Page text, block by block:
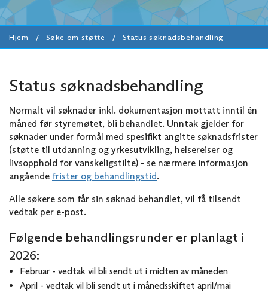
Hjem Søke om støtte Status søknadsbehandling
Status søknadsbehandling
Normalt vil søknader inkl. dokumentasjon mottatt inntil én
måned før styremøtet, bli behandlet. Unntak gjelder for
søknader under formål med spesifikt angitte søknadsfrister
(støtte til utdanning og yrkesutvikling, helsereiser og
livsopphold for vanskeligstilte) - se nærmere informasjon
angående frister og behandlingstid.
Alle søkere som får sin søknad behandlet, vil få tilsendt
vedtak per e-post.
Følgende behandlingsrunder er planlagt i
2026:
Februar - vedtak vil bli sendt ut i midten av måneden
April - vedtak vil bli sendt ut i månedsskiftet april/mai